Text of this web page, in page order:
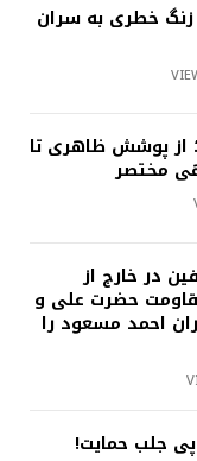
زنگ خطری به سران
از پوشش ظاهری تا
مختصر
در خارج از
حضرت علی و
احمد مسعود را
جلب حمایت!